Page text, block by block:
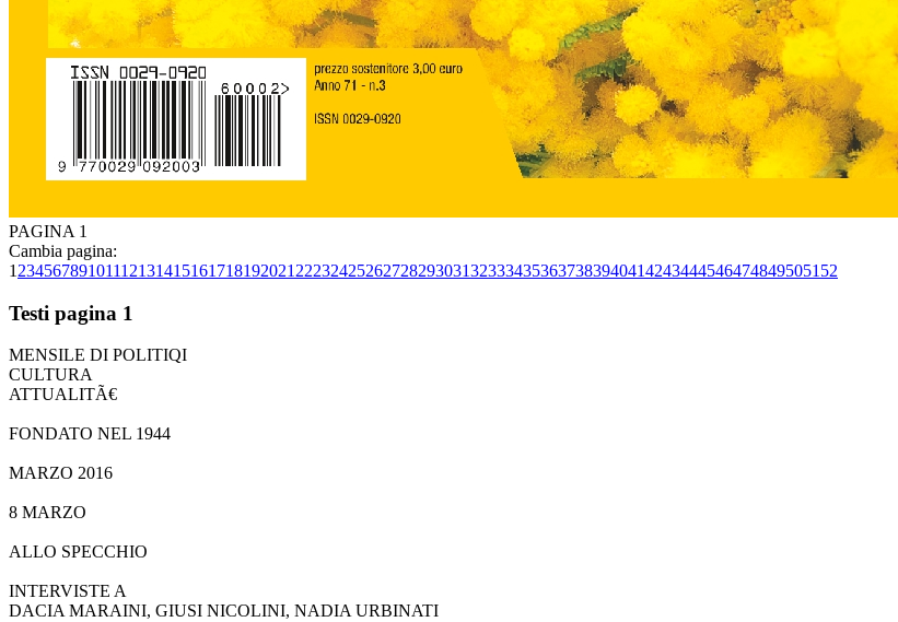
PAGINA 1
Cambia pagina:
1 23456789101112131415161718192021 222324252627282930313233343536373839404142434445464748495051 52
Testi pagina 1
MENSILE DI POLITIQI
CULTURA
ATTUALITÃ€
FONDATO NEL 1944
MARZO 2016
8 MARZO
ALLO SPECCHIO
INTERVISTE A
DACIA MARAINI, GIUSI NICOLINI, NADIA URBINATI